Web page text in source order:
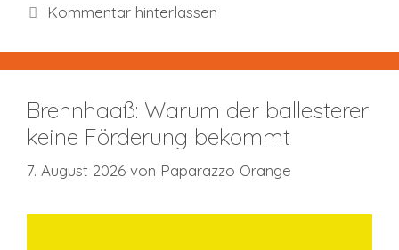
Kommentar hinterlassen
Brennhaaß: Warum der ballesterer
keine Förderung bekommt
7. August 2026 von Paparazzo Orange